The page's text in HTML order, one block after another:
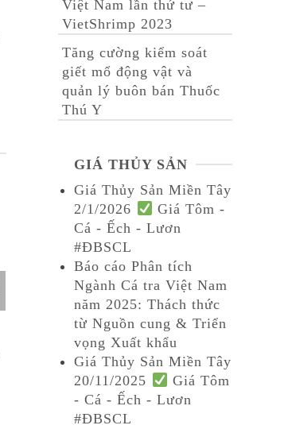
EML – BIO
NOT RATED
LBN – BIO
NOT RATED
Việt Nam lần thứ tư –
VietShrimp 2023
Tăng cường kiểm soát
giết mổ động vật và
quản lý buôn bán Thuốc
Thú Y
GIÁ THỦY SẢN
Giá Thủy Sản Miền Tây
2/1/2026
Giá Tôm -
Cá - Ếch - Lươn
#ĐBSCL
Báo cáo Phân tích
Ngành Cá tra Việt Nam
năm 2025: Thách thức
từ Nguồn cung & Triển
vọng Xuất khẩu
Giá Thủy Sản Miền Tây
20/11/2025
Giá Tôm
- Cá - Ếch - Lươn
#ĐBSCL